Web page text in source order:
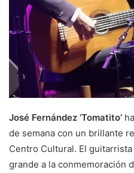
José Fernández ‘Tomatito’
de semana con un brillante
Centro Cultural. El
grande a la conmemoración